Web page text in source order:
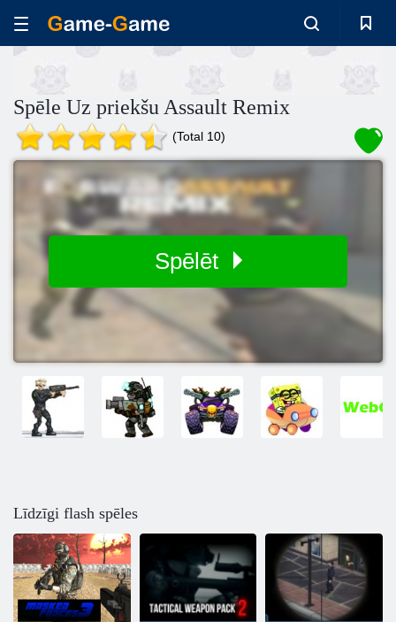
Spēle Uz priekšu Assault Remix
(Total 10)
Spēlēt
Līdzīgi flash spēles